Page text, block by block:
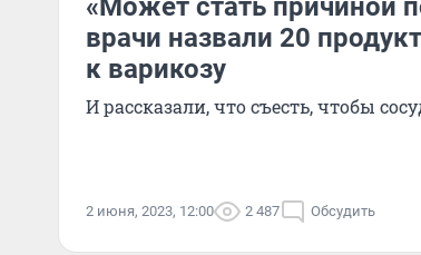
«Может стать причиной
врачи назвали 20
к варикозу
И рассказали, что съесть, чтобы
2 июня, 2023, 12:00 2 487 Обсудить